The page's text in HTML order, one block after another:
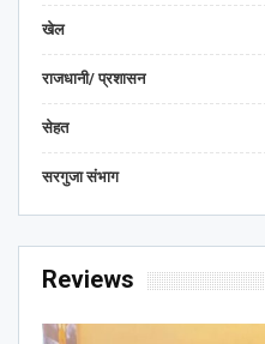
खेल
राजधानी/ प्रशासन
सेहत
सरगुजा संभाग
Reviews